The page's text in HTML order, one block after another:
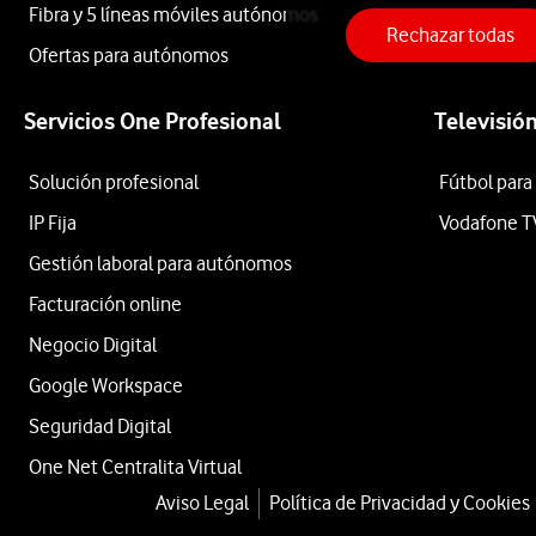
DeLonghi
Cafetera
Cápsulas
Vertuo
Pop
EN90V
Fibra y 5 líneas móviles autónomos
Ofertas para autónomos
Servicios One Profesional
Solución profesional
IP Fija
Gestión laboral para autónomos
Facturación online
Negocio Digital
Google Workspace
Seguridad Digital
One Net Centralita Virtual
Televisión
Fútbol
Vodafone
Aviso Legal Política de Privacidad y Cookies
Rechazar todas